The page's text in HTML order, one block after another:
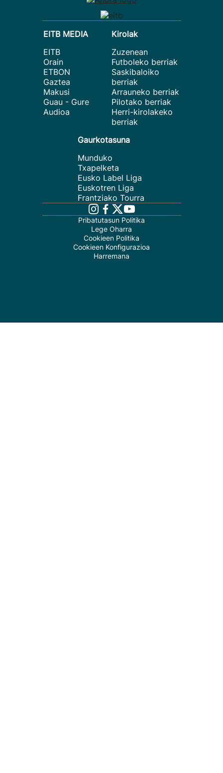
EITB MEDIA
EITB
Orain
ETBON
Gaztea
Makusi
Guau - Gure
Audioa
Kirolak
Zuzenean
Futboleko berriak
Saskibaloiko
berriak
Arrauneko berriak
Pilotako berriak
Herri-kirolakeko
berriak
Gaurkotasuna
Munduko
Txapelketa
Eusko Label Liga
Euskotren Liga
Frantziako Tourra
Pribatutasun Politika
Lege Oharra
Cookieen Politika
Cookieen Konfigurazioa
Harremana